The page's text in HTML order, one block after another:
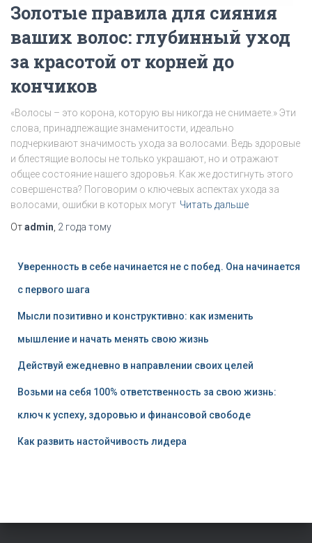
Золотые правила для сияния
ваших волос: глубинный уход
за красотой от корней до
кончиков
«Волосы – это корона, которую вы никогда не снимаете.» Эти
слова, принадлежащие знаменитости, идеально
подчеркивают значимость ухода за волосами. Ведь здоровые
и блестящие волосы не только украшают, но и отражают
общее состояние нашего здоровья. Как же достигнуть этого
совершенства? Поговорим о ключевых аспектах ухода за
волосами, ошибки в которых могут Читать дальше
Отadmin 2 года тому
Уверенность в себе начинается не с побед. Она начинается
с первого шага
Мысли позитивно и конструктивно: как изменить
мышление и начать менять свою жизнь
Действуй ежедневно в направлении своих целей
Возьми на себя 100% ответственность за свою жизнь:
ключ к успеху, здоровью и финансовой свободе
Как развить настойчивость лидера